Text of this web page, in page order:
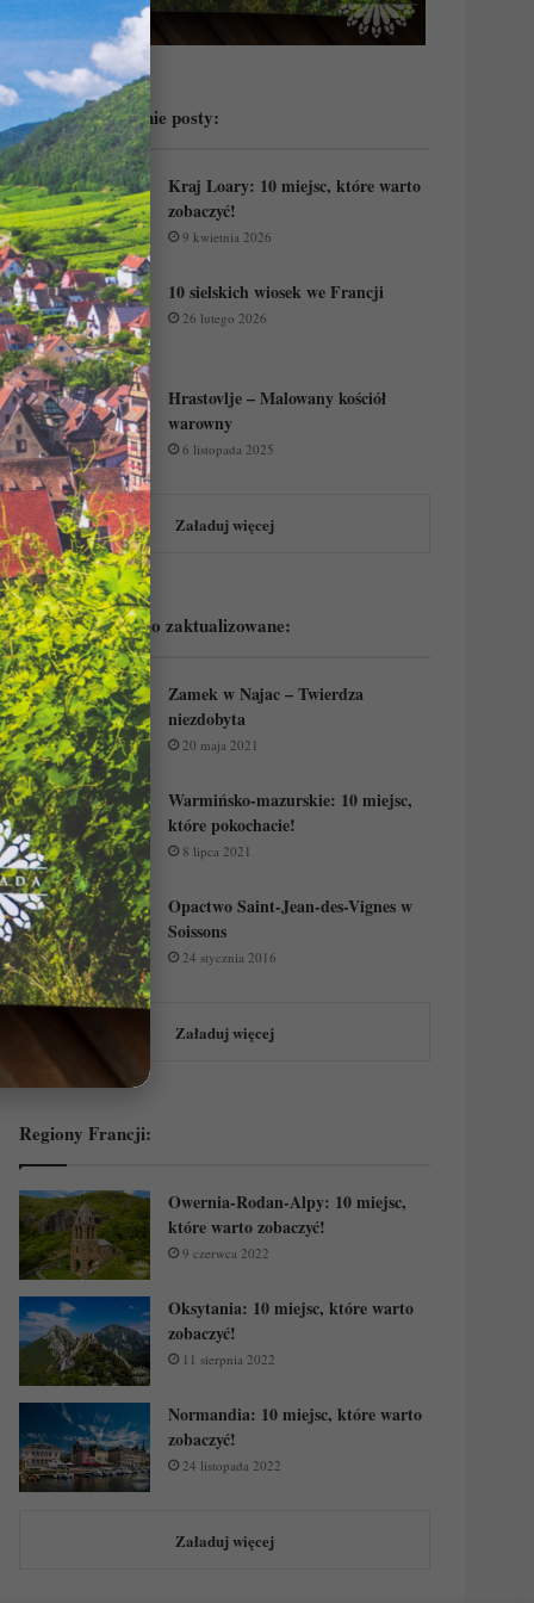
Przeczytaj ostatnie posty:
Kraj Loary: 10 miejsc, które warto
zobaczyć!
9 kwietnia 2026
10 sielskich wiosek we Francji
26 lutego 2026
Hrastovlje – Malowany kościół
warowny
6 listopada 2025
Załaduj więcej
Podejrzyj ostatnio zaktualizowane:
Zamek w Najac – Twierdza
niezdobyta
20 maja 2021
Warmińsko-mazurskie: 10 miejsc,
które pokochacie!
8 lipca 2021
Opactwo Saint-Jean-des-Vignes w
Soissons
24 stycznia 2016
Załaduj więcej
Regiony Francji:
Owernia-Rodan-Alpy: 10 miejsc,
które warto zobaczyć!
9 czerwca 2022
Oksytania: 10 miejsc, które warto
zobaczyć!
11 sierpnia 2022
Normandia: 10 miejsc, które warto
zobaczyć!
24 listopada 2022
Załaduj więcej